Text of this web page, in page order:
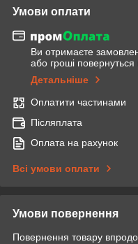
Умови оплати
Ви отримаєте
або гроші
Детальніше
Оплатити частинами
Післяплата
Оплата на рахунок
Всі умови оплати
Умови повернення
Повернення товару